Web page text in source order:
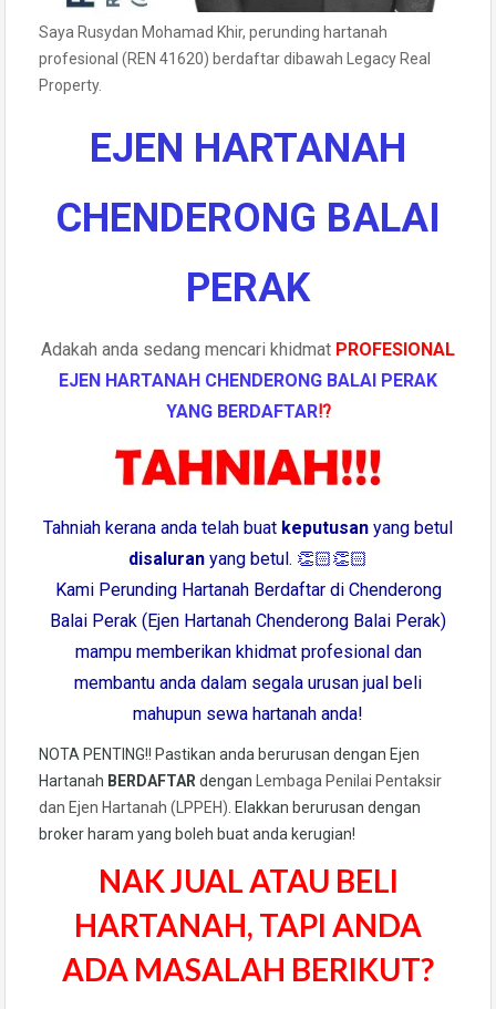
Saya Rusydan Mohamad Khir, perunding hartanah
profesional (REN 41620) berdaftar dibawah Legacy Real
Property.
EJEN HARTANAH
CHENDERONG BALAI
PERAK
Adakah anda sedang mencari khidmat PROFESIONAL
EJEN HARTANAH CHENDERONG BALAI PERAK
YANG BERDAFTAR⁉️
Tahniah kerana anda telah buat keputusan yang betul
disaluran yang betul. 👏🏻👏🏻
Kami Perunding Hartanah Berdaftar di Chenderong
Balai Perak (Ejen Hartanah Chenderong Balai Perak)
mampu memberikan khidmat profesional dan
membantu anda dalam segala urusan jual beli
mahupun sewa hartanah anda!
NOTA PENTING!! Pastikan anda berurusan dengan Ejen
Hartanah BERDAFTAR dengan
Lembaga Penilai Pentaksir
dan Ejen Hartanah (LPPEH) . Elakkan berurusan dengan
broker haram yang boleh buat anda kerugian!
NAK JUAL ATAU BELI
HARTANAH, TAPI ANDA
ADA MASALAH BERIKUT?